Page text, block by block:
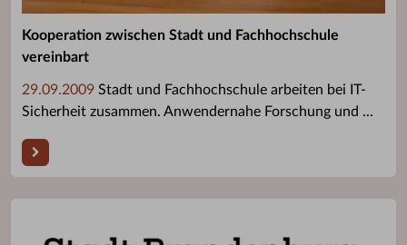
Kooperation zwischen Stadt und Fachhochschule
vereinbart
29.09.2009 Stadt und Fachhochschule arbeiten bei IT-
Sicherheit zusammen. Anwendernahe Forschung und ...